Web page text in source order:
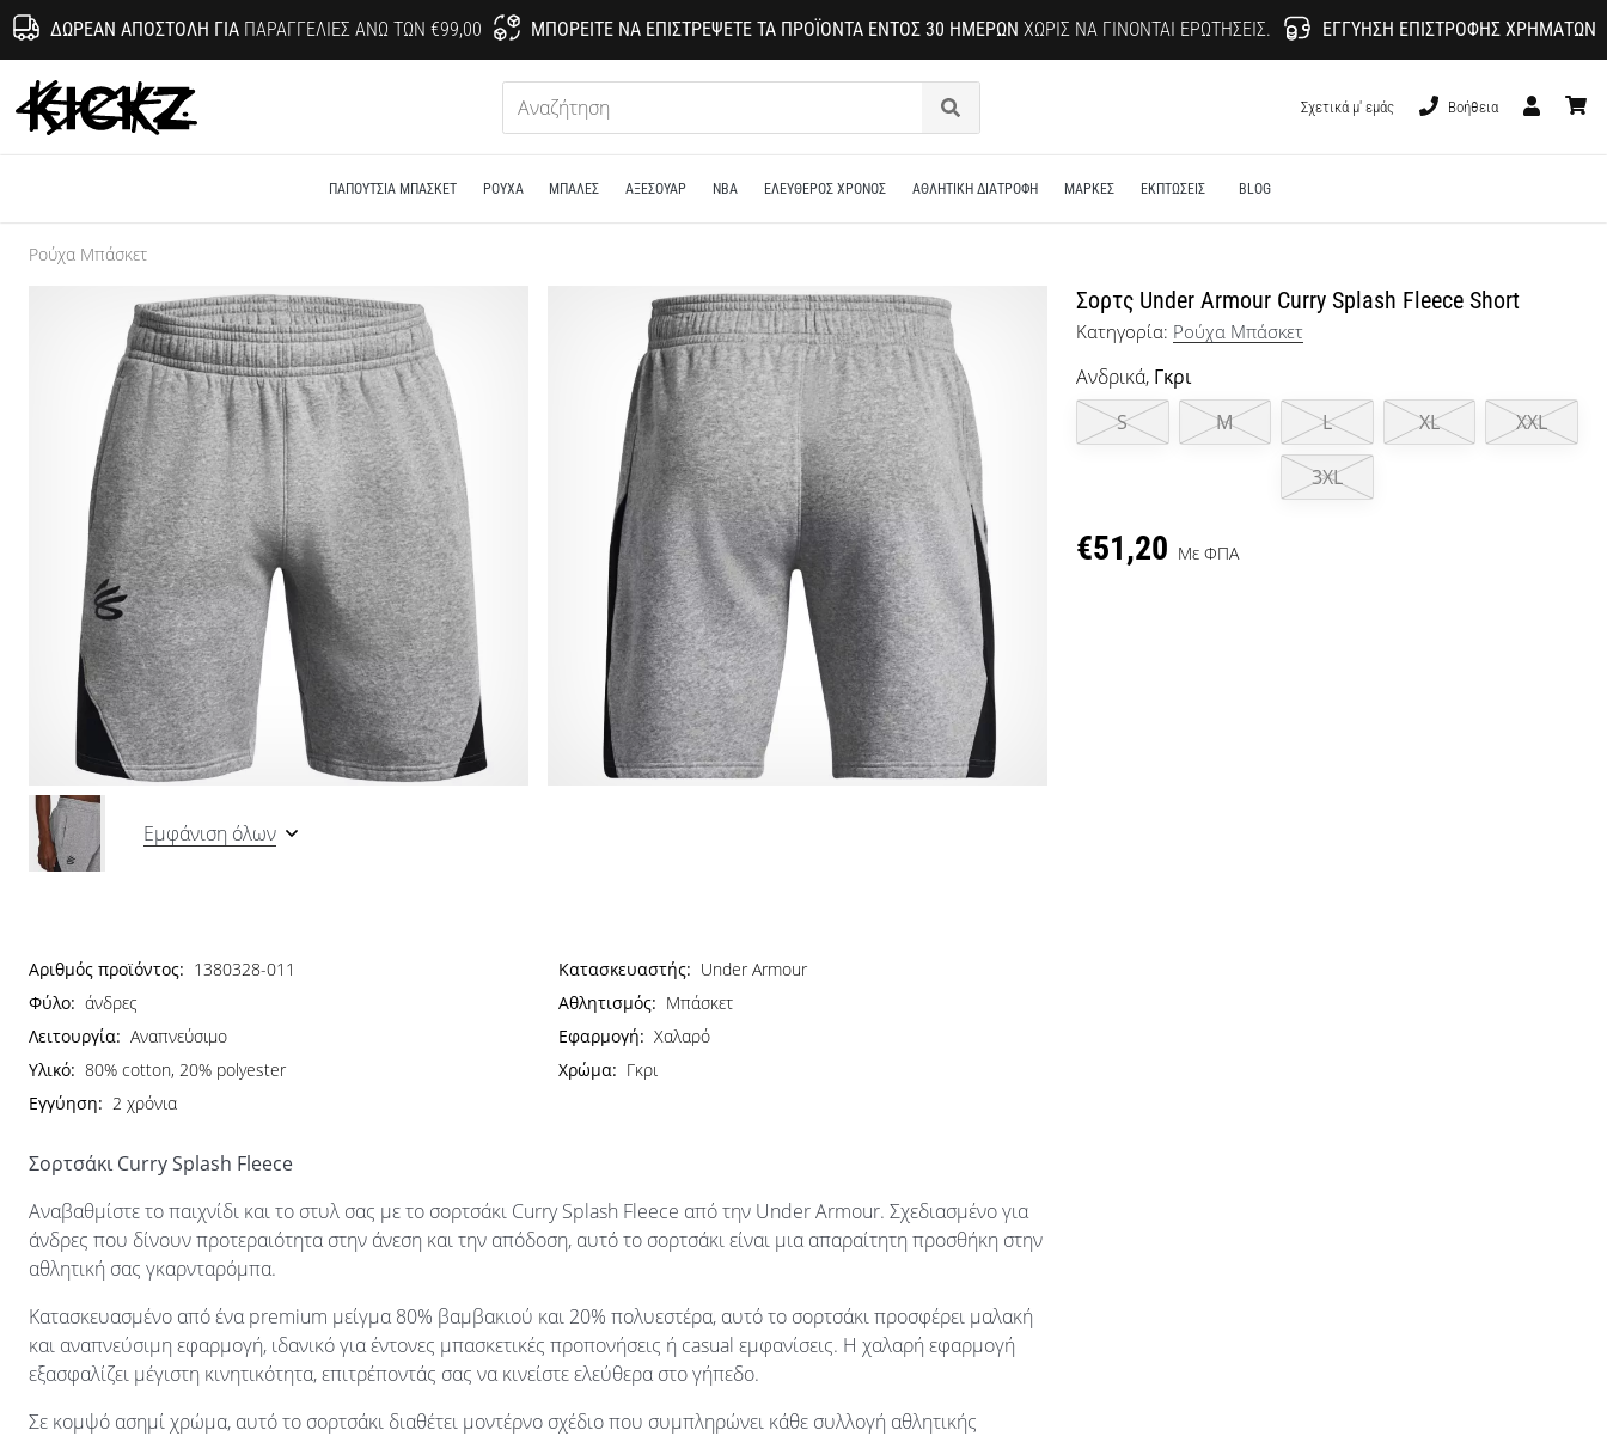
ΔΩΡΕΆΝ ΑΠΟΣΤΟΛΉ ΓΙΑΠΑΡΑΓΓΕΛΊΕΣ ΆΝΩ ΤΩΝ €99,00 ΜΠΟΡΕΊΤΕ ΝΑ ΕΠΙΣΤΡΈΨΕΤΕ ΤΑ ΠΡΟΪΌΝΤΑ ΕΝΤΌΣ 30 ΗΜΕΡΏΝ ΧΩΡΊΣ ΝΑ ΓΊΝΟΝΤΑΙ ΕΡΩΤΉΣΕΙΣ. ΕΓΓΎΗΣΗ ΕΠΙΣΤΡΟΦΉΣ ΧΡΗΜΆΤΩΝ
KICKZ.gr
Αναζήτηση
Σχετικά μ' εμάς
Βοήθεια
ΠΑΠΟΎΤΣΙΑ ΜΠΆΣΚΕΤ ΡΟΎΧΑ ΜΠΑΛΕΣ ΑΞΕΣΟΥΑΡ NBA ΕΛΕΥΘΕΡΟΣ ΧΡΟΝΟΣ ΑΘΛΗΤΙΚΗ ΔΙΑΤΡΟΦΗ ΜΑΡΚΕΣ ΕΚΠΤΩΣΕΙΣ BLOG
Ρούχα Μπάσκετ
Σορτς Under Armour Curry Splash Fleece Short
Κατηγορία: Ρούχα Μπάσκετ
Ανδρικά, Γκρι
S
M L XL XXL
3XL
€51,20 Με ΦΠΑ
Εμφάνιση όλων
Αριθμός προϊόντος: 1380328-011 Κατασκευαστής: Under Armour
Φύλο: άνδρες Αθλητισμός: Μπάσκετ
Λειτουργία: Αναπνεύσιμο Εφαρμογή: Χαλαρό
Υλικό: 80% cotton, 20% polyester Χρώμα: Γκρι
Εγγύηση: 2 χρόνια
Σορτσάκι Curry Splash Fleece
Αναβαθμίστε το παιχνίδι και το στυλ σας με το σορτσάκι Curry Splash Fleece από την Under Armour. Σχεδιασμένο για
άνδρες που δίνουν προτεραιότητα στην άνεση και την απόδοση, αυτό το σορτσάκι είναι μια απαραίτητη προσθήκη στην
αθλητική σας γκαρνταρόμπα.
Κατασκευασμένο από ένα premium μείγμα 80% βαμβακιού και 20% πολυεστέρα, αυτό το σορτσάκι προσφέρει μαλακή
και αναπνεύσιμη εφαρμογή, ιδανικό για έντονες μπασκετικές προπονήσεις ή casual εμφανίσεις. Η χαλαρή εφαρμογή
εξασφαλίζει μέγιστη κινητικότητα, επιτρέποντάς σας να κινείστε ελεύθερα στο γήπεδο.
Σε κομψό ασημί χρώμα, αυτό το σορτσάκι διαθέτει μοντέρνο σχέδιο που συμπληρώνει κάθε συλλογή αθλητικής